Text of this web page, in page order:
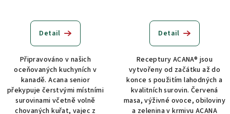
Detail
Připravováno v našich
oceňovaných kuchyních v
kanadě. Acana senior
překypuje čerstvými místními
surovinami včetně volně
chovaných kuřat, vajec z
Detail
Receptury ACANA® jsou
vytvořeny od začátku až do
konce s použitím lahodných a
kvalitních surovin. Červená
masa, výživné ovoce, obiloviny
a zelenina v krmivu ACANA